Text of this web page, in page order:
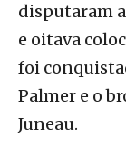
disputaram
e oitava
foi
Palmer e o
Juneau.